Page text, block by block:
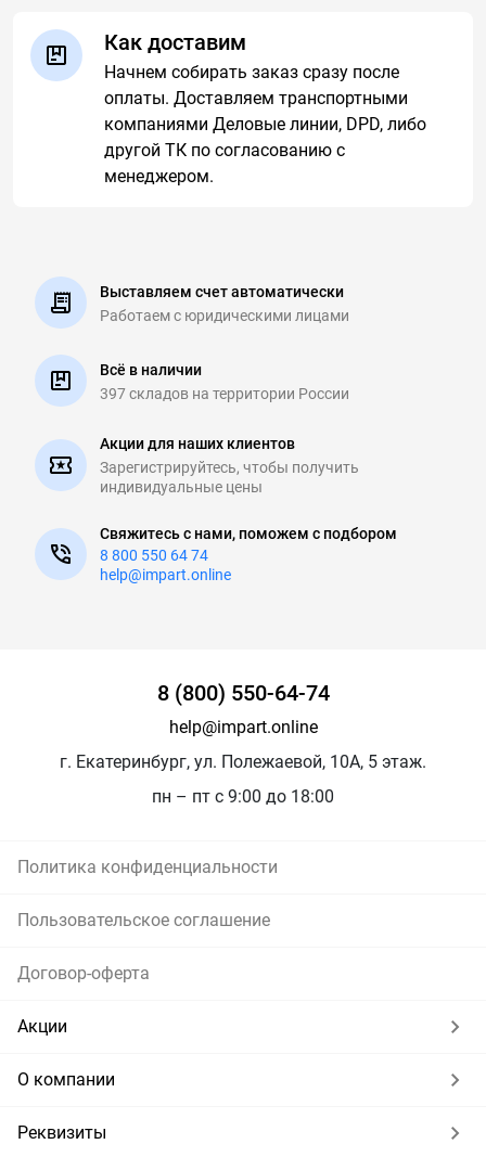
Как доставим
Начнем собирать заказ сразу после
оплаты. Доставляем транспортными
компаниями Деловые линии, DPD, либо
другой ТК по согласованию с
менеджером.
Выставляем счет автоматически
Работаем с юридическими лицами
Всё в наличии
397 складов на территории России
Акции для наших клиентов
Зарегистрируйтесь, чтобы получить
индивидуальные цены
Свяжитесь с нами, поможем с подбором
8 800 550 64 74
help@impart.online
8 (800) 550-64-74
help@impart.online
г. Екатеринбург, ул. Полежаевой, 10А, 5 этаж.
пн – пт с 9:00 до 18:00
Политика конфиденциальности
Пользовательское соглашение
Договор-оферта
Акции
О компании
Реквизиты